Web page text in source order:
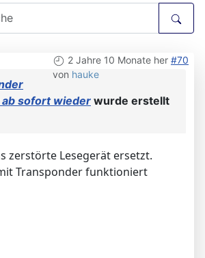
2 Jahre 10 Monate her #70
von hauke
sofort wieder wurde erstellt
zerstörte Lesegerät ersetzt.
Transponder funktioniert